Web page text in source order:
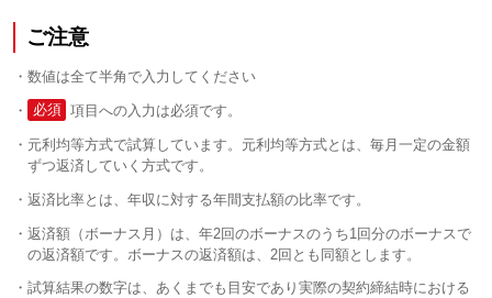
ご注意
数値は全て半角で入力してください
必須 項目への入力は必須です。
元利均等方式で試算しています。元利均等方式とは、毎月一定の金額
ずつ返済していく方式です。
返済比率とは、年収に対する年間支払額の比率です。
返済額（ボーナス月）は、年2回のボーナスのうち1回分のボーナスで
の返済額です。ボーナスの返済額は、2回とも同額とします。
試算結果の数字は、あくまでも目安であり実際の契約締結時における